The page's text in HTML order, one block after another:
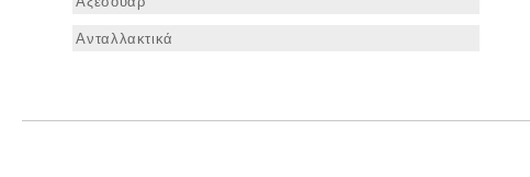
Ανταλλακτικά